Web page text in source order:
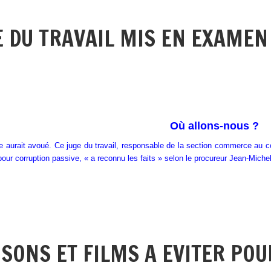
DU TRAVAIL MIS EN
Où allons-nous ?
aurait avoué. Ce juge du travail, responsable de la section commerce au
corruption passive, « a reconnu les faits » selon le procureur Jean-
ET FILMS A EVITER